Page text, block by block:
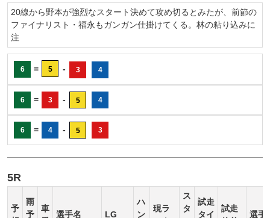
20線から野本が強烈なスタート決めて攻め切るとみたが、前節の
ファイナリスト・福永もガンガン仕掛けてくる。林の粘り込みに
注
6 = 5 - 3 4
6 = 3 - 5 4
6 = 4 - 5 3
5R
予
雨
予
車
選手名 LG
ハ
ン
現ラ
ス
タ
試走
タイ
試走
選手